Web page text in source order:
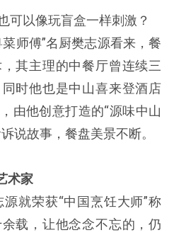
以像玩盲盒一样刺激？
傅”名厨樊志源看来，餐
其主理的中餐厅曾连续三
时他也是中山喜来登酒店
由他创意打造的“源味中山
说故事，餐盘美景不断。
术家
就荣获“中国烹饪大师”称
载，让他念念不忘的，仍